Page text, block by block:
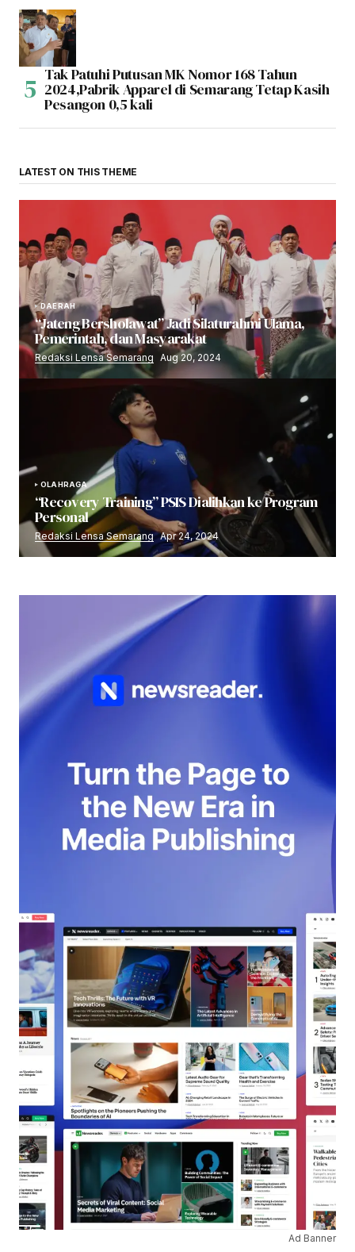
Tak Patuhi Putusan MK Nomor 168 Tahun
2024,Pabrik Apparel di Semarang Tetap Kasih
Pesangon 0,5 kali
LATEST ON THIS THEME
DAERAH
“Jateng Bersholawat” Jadi Silaturahmi Ulama,
Pemerintah, dan Masyarakat
Redaksi Lensa Semarang Aug 20, 2024
OLAHRAGA
“Recovery Training” PSIS Dialihkan ke Program
Personal
Redaksi Lensa Semarang Apr 24, 2024
Ad Banner